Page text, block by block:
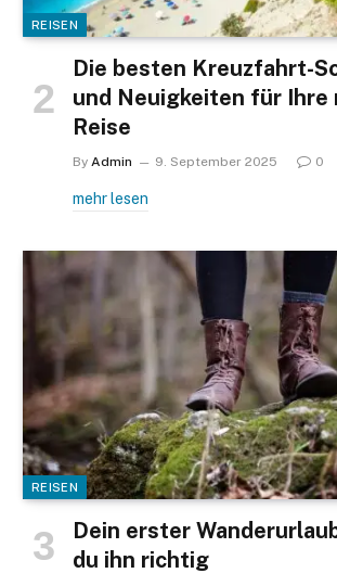
REISEN
Die besten Kreuzfahrt-
und Neuigkeiten für Ihre
Reise
By Admin 9. September 2025 0
mehr lesen
REISEN
Dein erster
du ihn richtig